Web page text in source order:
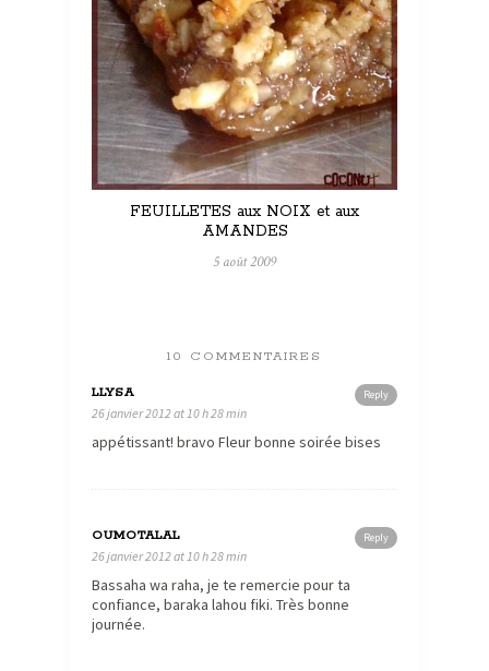
FEUILLETES aux NOIX et aux
AMANDES
5 août 2009
10 COMMENTAIRES
Reply
LLYSA
26 janvier 2012 at 10 h 28 min
appétissant! bravo Fleur bonne soirée bises
Reply
OUMOTALAL
26 janvier 2012 at 10 h 28 min
Bassaha wa raha, je te remercie pour ta
confiance, baraka lahou fiki. Très bonne
journée.